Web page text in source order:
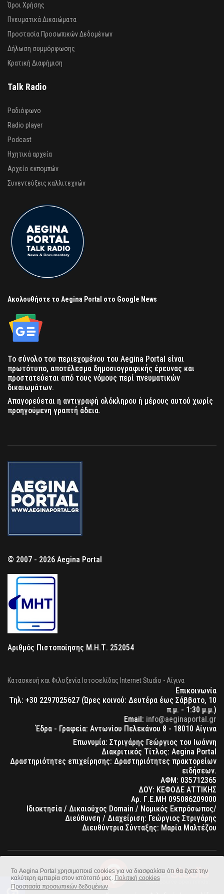
Το Aegina Portal χρησιμοποιεί cookies για να διασφαλίσει ότι θα έχετε την
καλύτερη εμπειρία στον ιστότοπό μας. Πολιτική cookies
Προστασία προσωπικών δεδομένων
Όροι Χρήσης
Πνευματικά Δικαιώματα
Προστασία Προσωπικών Δεδομένων
Δήλωση συμμόρφωσης
Κρατική Διαφήμιση
Talk Radio
Ραδιόφωνο
Radio player
Podcast
Ηχητικά αρχεία
Αρχείο εκπομπών
Συνεντεύξεις καλλιτεχνών
Ακολουθήστε το Aegina Portal στο Google News
Το σύνολο του περιεχομένου του Aegina Portal είναι
πρωτότυπο, αποτέλεσμα δημοσιογραφικής έρευνας και
προστατεύεται από τους νόμους περί πνευματικών
δικαιωμάτων.
Απαγορεύεται η αντιγραφή ολόκληρου ή μέρους αυτού χωρίς
προηγούμενη γραπτή άδεια.
© 2007 - 2026 Aegina Portal
Αριθμός Πιστοποίησης Μ.Η.Τ. 252054
Κατασκευή και Φιλοξενία Ιστοσελίδας Internet Studio - Αίγινα
Επικοινωνία
Τηλ: +30 2297025627 (Ώρες κοινού: Δευτέρα έως Σάββατο, 10
π.μ. - 1:30 μ.μ.)
Email: info@aeginaportal.gr
Έδρα - Γραφεία: Αντωνίου Πελεκάνου 8 - 18010 Αίγινα
Επωνυμία: Στριγάρης Γεώργιος του Ιωάννη
Διακριτικός Τίτλος: Aegina Portal
Δραστηριότητες επιχείρησης: Δραστηριότητες πρακτορείων
ειδήσεων.
ΑΦΜ: 035712365
ΔΟΥ: ΚΕΦΟΔΕ ΑΤΤΙΚΗΣ
Αρ. Γ.Ε.ΜΗ 095086209000
Ιδιοκτησία / Δικαιούχος Domain / Νομικός Εκπρόσωπος/
Διεύθυνση / Διαχείριση: Γεώργιος Στριγάρης
Διευθύντρια Σύνταξης: Μαρία Μαλτέζου
accessible